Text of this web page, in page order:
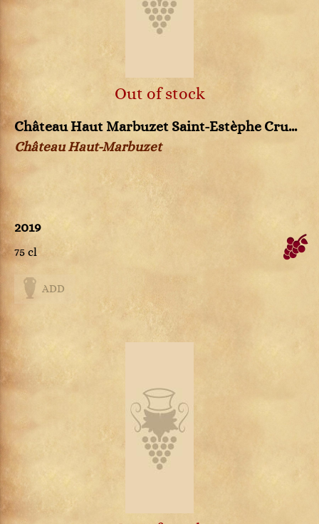
Out of stock
Château Haut Marbuzet Saint-Estèphe Cru...
Château Haut-Marbuzet
2019
75 cl
ADD